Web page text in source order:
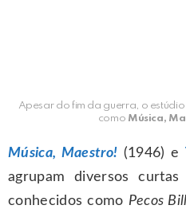
Apesar do fim da guerra, o
como Música,
Música, Maestro! (1946) e
agrupam diversos
conhecidos como Pecos Bill